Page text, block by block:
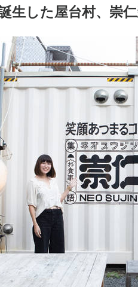
生した屋台村、崇